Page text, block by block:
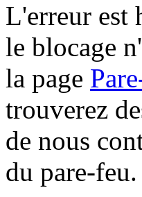
L'erreur est
le blocage
la page
trouverez
de nous
du pare-feu.